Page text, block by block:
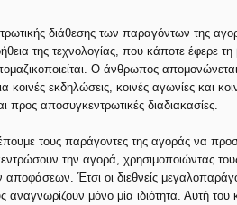
διάθεσης των παραγόντων της
της τεχνολογίας, που κάποτε έφερε τη
Ο άνθρωπος απομονώνεται
κοινές εκδηλώσεις, κοινές αγωνίες και
προς αποσυγκεντρωτικές διαδιακασίες.
τους παράγοντες της αγοράς να
την αγορά, χρησιμοποιώντας
αποφάσεων. Έτσι οι διεθνείς
αναγνωρίζουν μόνο μία ιδιότητα. Αυτή